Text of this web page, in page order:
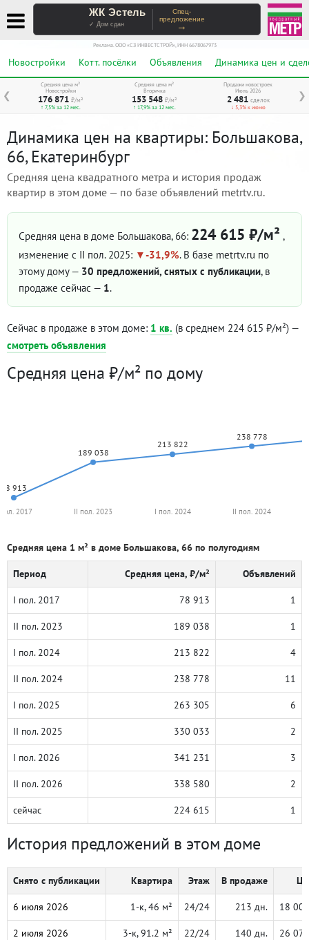
ЖК Эстель
✓ Дом сдан
Спец-
предложение
→
Реклама. ООО «СЗ ИНВЕСТСТРОЙ», ИНН 6678067973
Новостройки Котт. посёлки Объявления Динамика цен и
❮ ❯
Средняя цена м²
Новостройки
176 871 ₽/м²
↑ 7,5% за 12 мес.
Средняя цена м²
Вторичка
153 548 ₽/м²
↑ 17,9% за 12 мес.
Продажи новостроек
Июль 2026
2 481 сделок
↓ 5,3% к июню
Динамика цен на квартиры: Большакова,
66, Екатеринбург
Средняя цена квадратного метра и история продаж
квартир в этом доме — по базе объявлений metrtv.ru.
Средняя цена в доме Большакова, 66: 224 615 ₽/м² ,
изменение с II пол. 2025:
-31,9%. В базе metrtv.ru по
этому дому — 30 предложений, снятых с публикации, в
продаже сейчас — 1.
Сейчас в продаже в этом доме: 1 кв. (в среднем 224 615 ₽/м²) —
смотреть объявления
Средняя цена ₽/м² по дому
78 913
189 038
213 822
238 778
2017 II пол. 2023 I пол. 2024 II пол. 2024
Средняя цена 1 м² в доме Большакова, 66 по полугодиям
Период Средняя цена, ₽/м² Объявлений
I пол. 2017 78 913 1
II пол. 2023 189 038 1
I пол. 2024 213 822 4
II пол. 2024 238 778 11
I пол. 2025 263 305 6
II пол. 2025 330 033 2
I пол. 2026 341 231 3
II пол. 2026 338 580 2
сейчас 224 615 1
История предложений в этом доме
Снято с публикации Квартира Этаж В продаже
6 июля 2026 1-к, 46 м² 24/24 213 дн. 18
2 июля 2026 3-к, 91.2 м² 22/24 140 дн. 26